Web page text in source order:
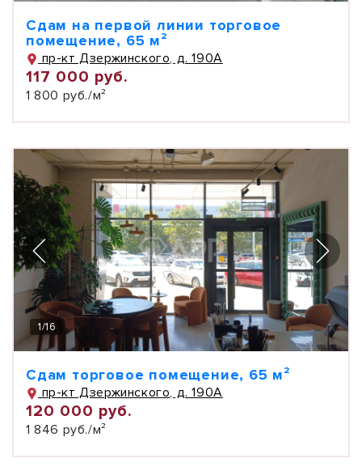
Сдам на первой линии торговое
помещение, 65 м²
пр-кт Дзержинского, д. 190А
117 000 руб.
1 800 руб./м²
1/16
Сдам торговое помещение, 65 м²
пр-кт Дзержинского, д. 190А
120 000 руб.
1 846 руб./м²